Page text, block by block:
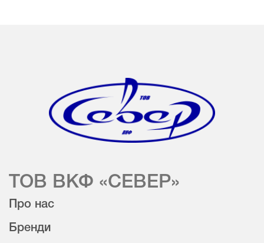
ТОВ ВКФ «СЕВЕР»
Про нас
Бренди